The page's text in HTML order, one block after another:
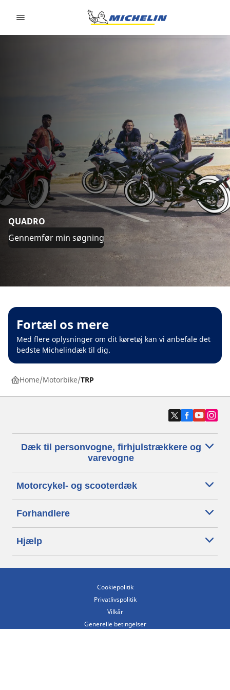
QUADRO
Gennemfør min søgning
Fortæl os mere
Med flere oplysninger om dit køretøj kan vi anbefale det
bedste Michelindæk til dig.
Home Motorbike TRP
Dæk til personvogne, firhjulstrækkere og
varevogne
Motorcykel- og scooterdæk
Forhandlere
Hjælp
Cookiepolitik
Privatlivspolitik
Vilkår
Generelle betingelser